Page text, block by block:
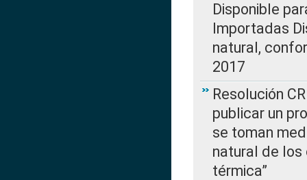
Disponible
Importadas
natural,
2017
Resolución
publicar un
se toman
natural de los
térmica”